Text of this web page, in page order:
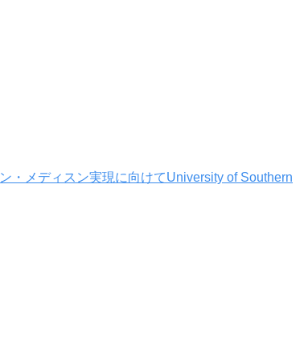
・メディスン実現に向けてUniversity of Southern